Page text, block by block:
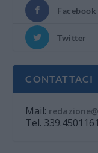
Facebook
Twitter
CONTATTACI
Mail:
Tel.